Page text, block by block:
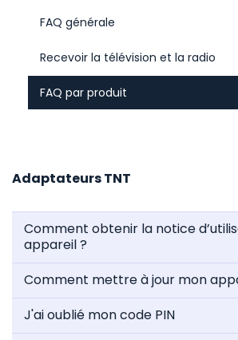
FAQ générale
Recevoir la télévision et la radio
FAQ par produit
Adaptateurs TNT
Comment obtenir la notice
appareil ?
Comment mettre à jour mon
J'ai oublié mon code PIN